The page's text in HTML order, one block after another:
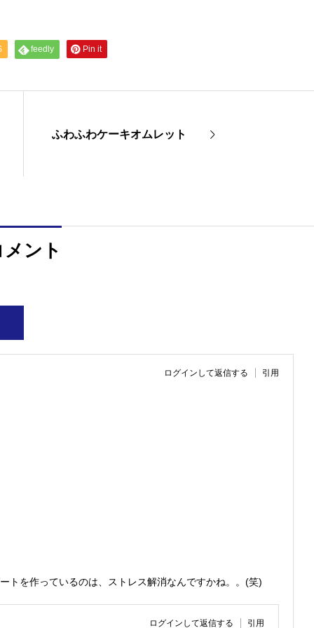
feedly Pin it
ふわふわケーキオムレット
メント
ログインして返信する 引用
トを作っているのは、ストレス解消なんですかね。。(笑)
ログインして返信する 引用